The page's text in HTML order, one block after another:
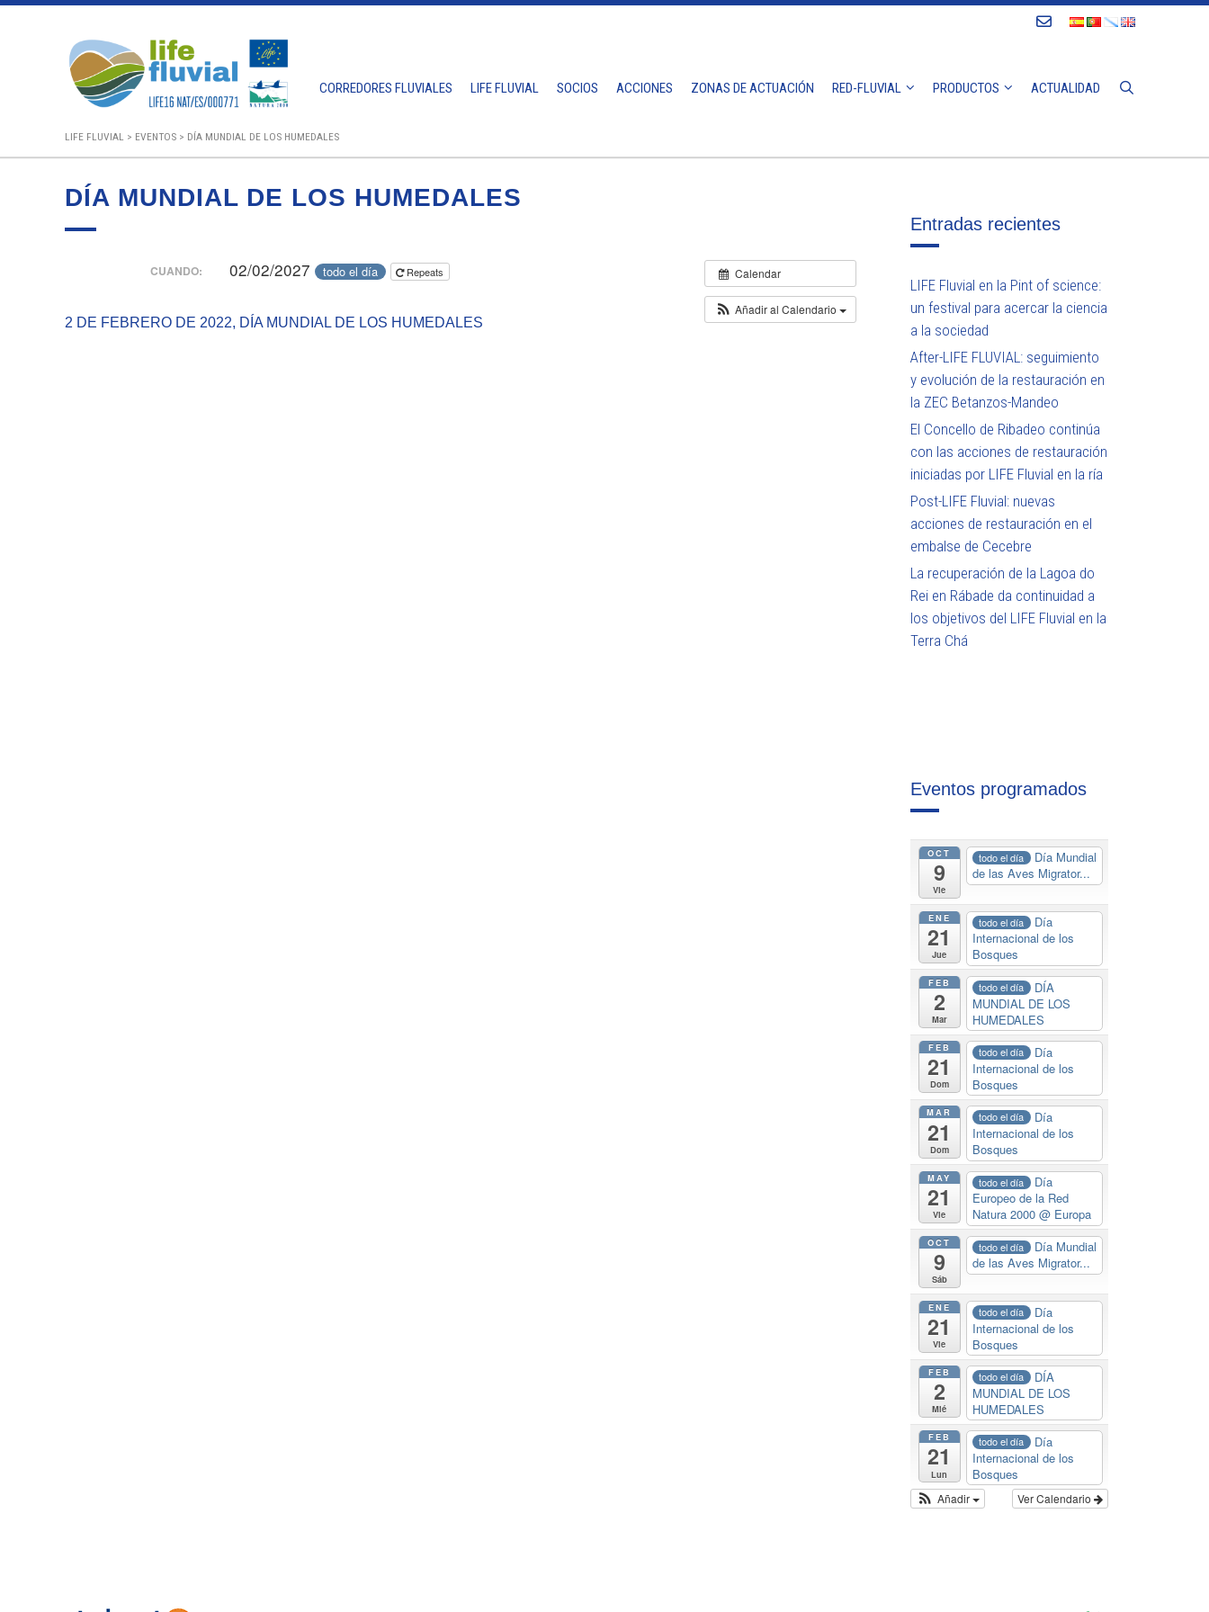
Saltar
Contacto
LIFE FLUVIAL > EVENTOS > DÍA MUNDIAL DE LOS HUMEDALES
CORREDORES FLUVIALES LIFE FLUVIAL SOCIOS ACCIONES ZONAS DE ACTUACIÓN RED-FLUVIAL PRODUCTOS ACTUALIDAD
DÍA MUNDIAL DE LOS HUMEDALES
Calendar
Añadir al Calendario
CUANDO: 02/02/2027 todo el día Repeats
2 DE FEBRERO DE 2022, DÍA MUNDIAL DE LOS HUMEDALES
Entradas recientes
LIFE Fluvial en la Pint of science:
un festival para acercar la ciencia
a la sociedad
After-LIFE FLUVIAL: seguimiento
y evolución de la restauración en
la ZEC Betanzos-Mandeo
El Concello de Ribadeo continúa
con las acciones de restauración
iniciadas por LIFE Fluvial en la ría
Post-LIFE Fluvial: nuevas
acciones de restauración en el
embalse de Cecebre
La recuperación de la Lagoa do
Rei en Rábade da continuidad a
los objetivos del LIFE Fluvial en la
Terra Chá
Eventos programados
OCT
9
Vie
todo el día
Día Mundial
de las Aves Migrator...
ENE
21
Jue
todo el día
Día
Internacional de los
Bosques
FEB
2
Mar
todo el día
DÍA
MUNDIAL DE LOS
HUMEDALES
FEB
21
Dom
todo el día
Día
Internacional de los
Bosques
MAR
21
Dom
todo el día
Día
Internacional de los
Bosques
MAY
21
Vie
todo el día
Día
Europeo de la Red
Natura 2000 @ Europa
OCT
9
Sáb
todo el día
Día Mundial
de las Aves Migrator...
ENE
21
Vie
todo el día
Día
Internacional de los
Bosques
FEB
2
Mié
todo el día
DÍA
MUNDIAL DE LOS
HUMEDALES
FEB
21
Lun
todo el día
Día
Internacional de los
Bosques
Ver Calendario
Añadir